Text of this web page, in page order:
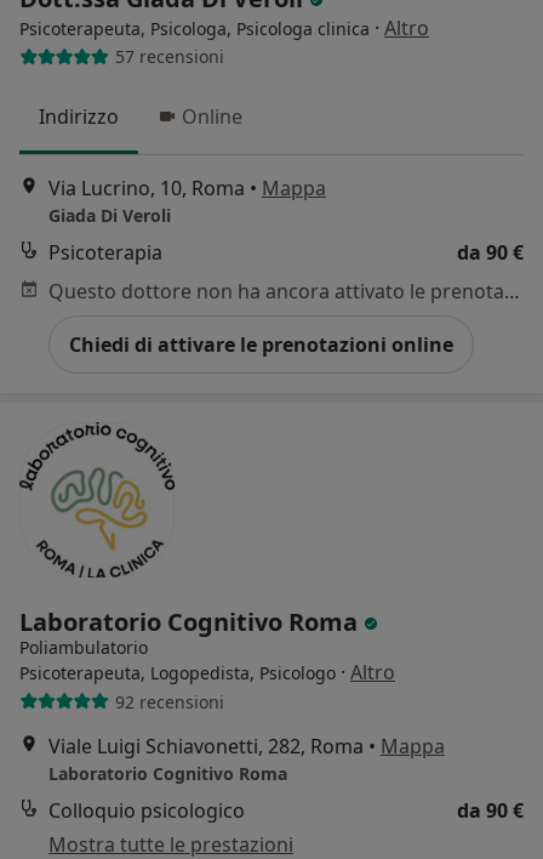
Psicoterapeuta, Psicologa, Psicologa clinica · Altro
57 recensioni
Indirizzo Online
Via Lucrino, 10, Roma • Mappa
Giada Di Veroli
Psicoterapia
da 90 €
Questo dottore non ha ancora attivato le prenotazioni online presso questo indirizzo.
Chiedi di attivare le prenotazioni online
Laboratorio Cognitivo Roma
Poliambulatorio
Psicoterapeuta, Logopedista, Psicologo · Altro
92 recensioni
Viale Luigi Schiavonetti, 282, Roma • Mappa
Laboratorio Cognitivo Roma
Colloquio psicologico
da 90 €
Mostra tutte le prestazioni